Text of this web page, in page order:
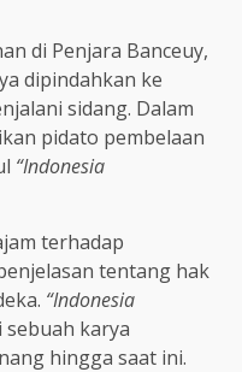
di Penjara Banceuy,
dipindahkan ke
sidang. Dalam
pidato pembelaan
“Indonesia
terhadap
tentang hak
“Indonesia
karya
hingga saat ini.